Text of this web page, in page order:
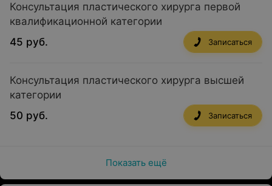
Консультация пластического хирурга первой
квалификационной категории
45 руб.
Записаться
Консультация пластического хирурга высшей
категории
50 руб.
Записаться
Показать ещё